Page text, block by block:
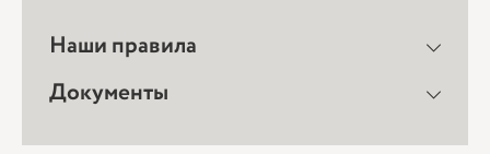
Наши правила
Документы